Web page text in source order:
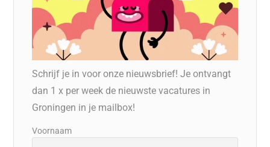
Schrijf je in voor onze nieuwsbrief! Je ontvangt
dan 1 x per week de nieuwste vacatures in
Groningen in je mailbox!
Voornaam